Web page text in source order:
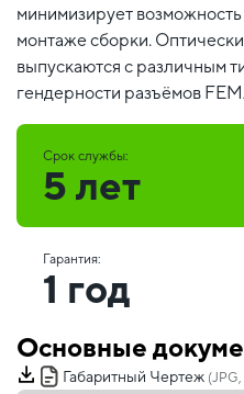
минимизирует
монтаже сборки.
выпускаются с различным
гендерности разъёмов
Срок службы:
5 лет
Гарантия:
1 год
Основные
Габаритный Чертеж